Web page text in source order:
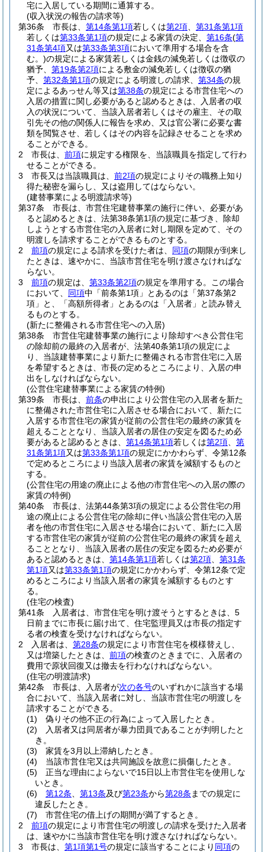
宅に入居している期間に通算する。
(収入状況の報告の請求等)
第36条
市長は、 第14条第1項若しくは第2項
第31条第1項
若しくは第33条第1項の規定による家賃の決定、 第16条(第
31条第4項又は第33条第3項において準用する場合を含
む。)の規定による家賃若しくは金銭の減免若しくは徴収の
猶予、 第19条第2項による敷金の減免若しくは徴収の猶
予、 第32条第1項の規定による明渡しの請求、 第34条の規
定によるあっせん等又は第38条の規定による市営住宅への
入居の措置に関し必要があると認めるときは、入居者の収
入の状況について、当該入居者若しくはその雇主、その取
引先その他の関係人に報告を求め、又は官公署に必要な書
類を閲覧させ、若しくはその内容を記録させることを求め
ることができる。
2
市長は、 前項に規定する権限を、当該職員を指定して行わ
せることができる。
3
市長又は当該職員は、 前2項の規定によりその職務上知り
得た秘密を漏らし、又は盗用してはならない。
(建替事業による明渡請求等)
第37条
市長は、市営住宅建替事業の施行に伴い、必要があ
ると認めるときは、法第38条第1項の規定に基づき、除却
しようとする市営住宅の入居者に対し期限を定めて、その
明渡しを請求することができるものとする。
2
前項の規定による請求を受けた者は、 同項の期限が到来し
たときは、速やかに、当該市営住宅を明け渡さなければな
らない。
3
前項の規定は、 第33条第2項の規定を準用する。
この場合
において、 同項中「前条第1項」とあるのは「第37条第2
項」と、「高額所得者」とあるのは「入居者」と読み替え
るものとする。
(新たに整備される市営住宅への入居)
第38条
市営住宅建替事業の施行により除却すべき公営住宅
の除却前の最終の入居者が、法第40条第1項の規定によ
り、当該建替事業により新たに整備される市営住宅に入居
を希望するときは、市長の定めるところにより、入居の申
出をしなければならない。
(公営住宅建替事業による家賃の特例)
第39条
市長は、 前条の申出により公営住宅の入居者を新た
に整備された市営住宅に入居させる場合において、新たに
入居する市営住宅の家賃が従前の公営住宅の最終の家賃を
超えることとなり、当該入居者の居住の安定を図るため必
要があると認めるときは、 第14条第1項若しくは第2項
第
31条第1項又は第33条第1項の規定にかかわらず、令第12条
で定めるところにより当該入居者の家賃を減額するものと
する。
(公営住宅の用途の廃止による他の市営住宅への入居の際の
家賃の特例)
第40条
市長は、法第44条第3項の規定による公営住宅の用
途の廃止による公営住宅の除却に伴い当該公営住宅の入居
者を他の市営住宅に入居させる場合において、新たに入居
する市営住宅の家賃が従前の公営住宅の最終の家賃を超え
ることとなり、当該入居者の居住の安定を図るため必要が
あると認めるときは、 第14条第1項若しくは第2項
第31条
第1項又は第33条第1項の規定にかかわらず、令第12条で定
めるところにより当該入居者の家賃を減額するものとす
る。
(住宅の検査)
第41条
入居者は、市営住宅を明け渡そうとするときは、5
日前までに市長に届け出て、住宅監理員又は市長の指定す
る者の検査を受けなければならない。
2
入居者は、 第28条の規定により市営住宅を模様替えし、
又は増築したときは、 前項の検査のときまでに、入居者の
費用で原状回復又は撤去を行わなければならない。
(住宅の明渡請求)
第42条
市長は、入居者が次の各号のいずれかに該当する場
合において、当該入居者に対し、当該市営住宅の明渡しを
請求することができる。
(1)
偽りその他不正の行為によって入居したとき。
(2)
入居者又は同居者が暴力団員であることが判明したと
き。
(3)
家賃を3月以上滞納したとき。
(4)
当該市営住宅又は共同施設を故意に損傷したとき。
(5)
正当な理由によらないで15日以上市営住宅を使用しな
いとき。
(6)
第12条 第13条及び第23条から第28条 までの規定に
違反したとき。
(7)
市営住宅の借上げの期間が満了するとき。
2
前項の規定により市営住宅の明渡しの請求を受けた入居者
は、速やかに当該市営住宅を明け渡さなければならない。
3
市長は、 第1項第1号の規定に該当することにより 同項の